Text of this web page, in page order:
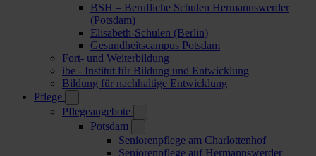
BSH – Berufliche Schulen Hermannswerder
(Potsdam)
Elisabeth-Schulen (Berlin)
Gesundheitscampus Potsdam
Fort- und Weiterbildung
ibe - Institut für Bildung und Entwicklung
Bildung für nachhaltige Entwicklung
Pflege
Pflegeangebote
Potsdam
Seniorenpflege am Charlottenhof
Seniorenpflege auf Hermannswerder